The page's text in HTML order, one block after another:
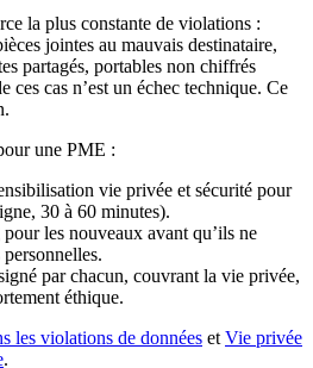
la plus constante de violations :
jointes au mauvais destinataire,
partagés, portables non chiffrés
ces cas n’est un échec technique. Ce
une PME :
vie privée et sécurité pour
30 à 60 minutes).
les nouveaux avant qu’ils ne
par chacun, couvrant la vie privée,
éthique.
les violations de données et Vie privée
.